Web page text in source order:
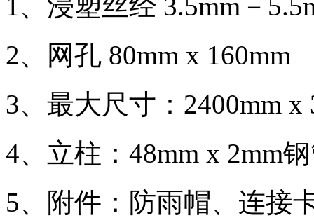
2、网孔 80mm x
3、最大尺寸：2400mm x
4、立柱：48mm x 2mm
5、附件：防雨帽、连接